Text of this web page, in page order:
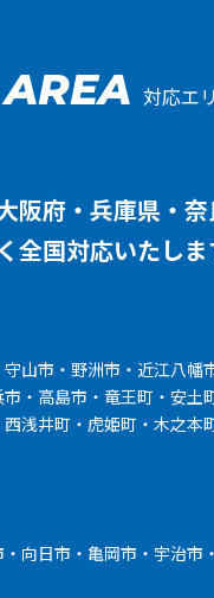
AREA 対応エ
阪府・兵庫県・
国対応いたしま
山市・野洲市・近江八幡
・高島市・竜王町・安土
浅井町・虎姫町・木之本
向日市・亀岡市・宇治市